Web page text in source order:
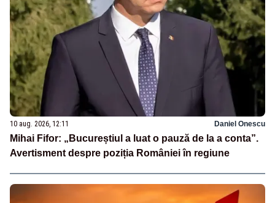
10 aug. 2026, 12:11 Daniel Onescu
Mihai Fifor: „Bucureștiul a luat o pauză de la a conta”.
Avertisment despre poziția României în regiune